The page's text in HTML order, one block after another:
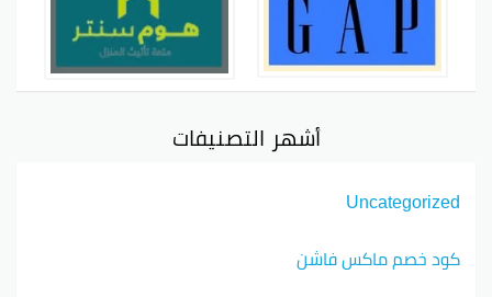
أشهر التصنيفات
Uncategorized
كود خصم ماكس فاشن